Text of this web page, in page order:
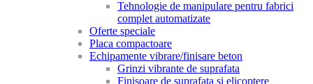
Tehnologie de manipulare pentru fabrici
complet automatizate
Oferte speciale
Placa compactoare
Echipamente vibrare/finisare beton
Grinzi vibrante de suprafata
Finisoare de suprafata si elicoptere